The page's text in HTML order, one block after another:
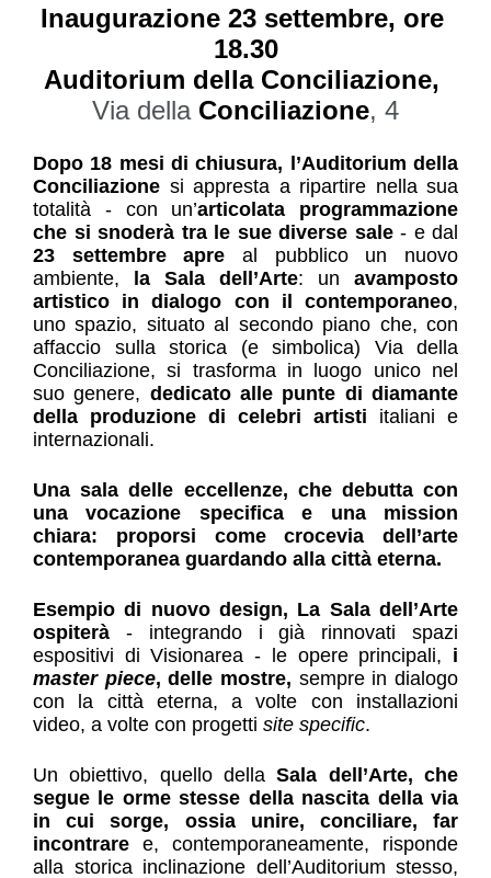
Inaugurazione 23 settembre, ore
18.30
Via della Conciliazione, 4
Dopo 18 mesi di chiusura, l’Auditorium della
Conciliazione si appresta a ripartire nella sua
totalità - con un’articolata programmazione
che si snoderà tra le sue diverse sale
23 settembre apre al pubblico un nuovo
ambiente,
la Sala dell’Arte: un avamposto
artistico in dialogo con il contemporaneo,
uno spazio, situato al secondo piano che, con
affaccio sulla storica (e simbolica) Via della
Conciliazione, si trasforma in luogo unico nel
suo genere, dedicato alle punte di diamante
della produzione di celebri artisti italiani e
internazionali.
Una sala delle eccellenze, che debutta con
una vocazione specifica e una mission
chiara: proporsi come crocevia dell’arte
contemporanea guardando alla città eterna.
Esempio di nuovo design, La Sala dell’Arte
ospiterà - integrando i già rinnovati spazi
espositivi di Visionarea - le opere principali,
master piece, delle mostre, sempre in dialogo
con la città eterna, a volte con installazioni
video, a volte con progetti site specific.
Un obiettivo, quello della Sala dell’Arte, che
segue le orme stesse della nascita della via
in cui sorge, ossia unire, conciliare, far
incontrare e, contemporaneamente, risponde